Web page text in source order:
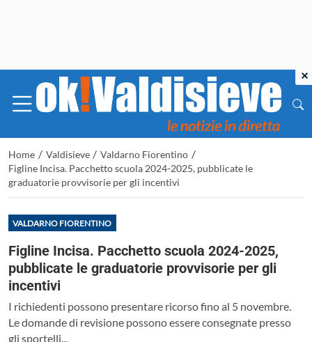
Home / Valdisieve / Valdarno Fiorentino /
Figline Incisa. Pacchetto scuola 2024-2025, pubblicate le
graduatorie provvisorie per gli incentivi
VALDARNO FIORENTINO
Figline Incisa. Pacchetto scuola 2024-2025,
pubblicate le graduatorie provvisorie per gli
incentivi
I richiedenti possono presentare ricorso fino al 5 novembre.
Le domande di revisione possono essere consegnate presso
gli sportelli...
×